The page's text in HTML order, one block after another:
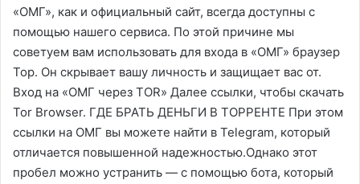
«ОМГ», как и официальный сайт, всегда доступны с
помощью нашего сервиса. По этой причине мы
советуем вам использовать для входа в «ОМГ» браузер
Тор. Он скрывает вашу личность и защищает вас от.
Вход на «ОМГ через TOR» Далее ссылки, чтобы скачать
Tor Browser. ГДЕ БРАТЬ ДЕНЬГИ В ТОРРЕНТЕ При этом
ссылки на ОМГ вы можете найти в Telegram, который
отличается повышенной надежностью.Однако этот
пробел можно устранить — с помощью бота, который